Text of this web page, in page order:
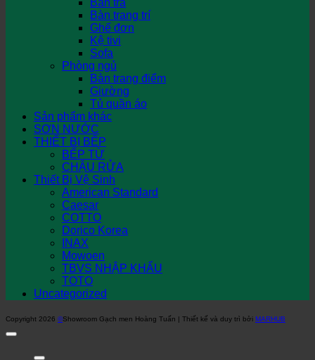
Bàn trà
Bàn trang trí
Ghế đơn
Kệ tivi
Sofa
Phòng ngủ
Bàn trang điểm
Giường
Tủ quần áo
Sản phẩm khác
SƠN NƯỚC
THIẾT BỊ BẾP
BẾP TỪ
CHẬU RỬA
Thiết Bị Vệ Sinh
American Standard
Caesar
COTTO
Dorico Korea
INAX
Mowoen
TBVS NHẬP KHẨU
TOTO
Uncategorized
Copyright 2026 ©Showroom Gạch men Hoàng Tuấn | Thiết kế và duy trì bởi MARHUB